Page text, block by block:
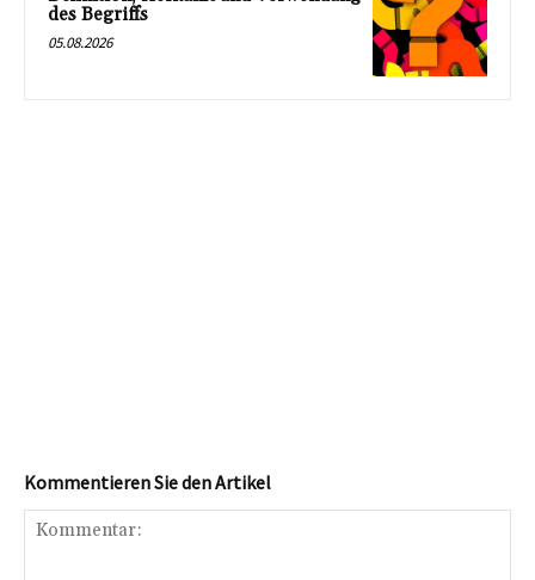
des Begriffs
05.08.2026
Kommentieren Sie den Artikel